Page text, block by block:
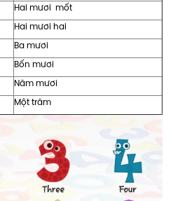
Hai mươi mốt
Hai mươi hai
Ba mươi
Bốn mươi
Năm mươi
Một trăm